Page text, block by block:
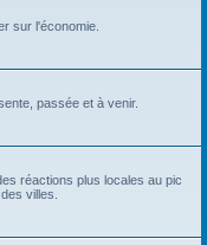
sur l'économie.
passée et à venir.
réactions plus locales au pic
villes.